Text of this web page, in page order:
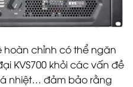
hoàn chỉnh có thể ngăn
KVS700 khỏi các vấn đề
nhiệt… đảm bảo rằng